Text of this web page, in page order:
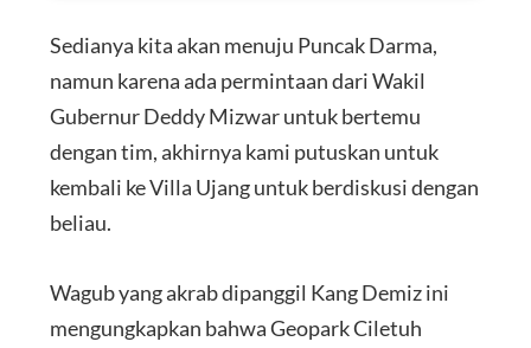
Sedianya kita akan menuju Puncak Darma,
namun karena ada permintaan dari Wakil
Gubernur Deddy Mizwar untuk bertemu
dengan tim, akhirnya kami putuskan untuk
kembali ke Villa Ujang untuk berdiskusi dengan
beliau.
Wagub yang akrab dipanggil Kang Demiz ini
mengungkapkan bahwa Geopark Ciletuh